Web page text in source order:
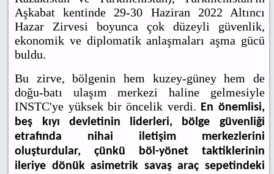
Aşkabat kentinde 29-30 Haziran 2022 Altıncı
Hazar Zirvesi boyunca çok düzeyli güvenlik,
ekonomik ve diplomatik anlaşmaları aşma gücü
buldu.
Bu zirve, bölgenin hem kuzey-güney hem de
doğu-batı ulaşım merkezi haline gelmesiyle
INSTC'ye yüksek bir öncelik verdi. En önemlisi,
beş kıyı devletinin liderleri, bölge güvenliği
etrafında nihai iletişim merkezlerini
oluşturdular, çünkü böl-yönet taktiklerinin
ileriye dönük asimetrik savaş araç sepetindeki